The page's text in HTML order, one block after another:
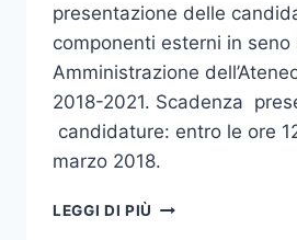
presentazione delle
componenti esterni in seno
Amministrazione
2018-2021. Scadenza
candidature: entro le ore
marzo 2018.
LEGGI DI PIÙ CDA: